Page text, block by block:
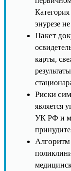
энурезе
Пакет
карты,
Риски
является
УК РФ и
Алгоритм